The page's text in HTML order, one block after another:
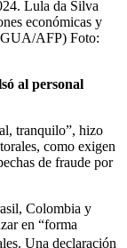
Lula da Silva
económicas y
AFP) Foto:
al personal
tranquilo”, hizo
como exigen
de fraude por
Colombia y
en “forma
Una declaración